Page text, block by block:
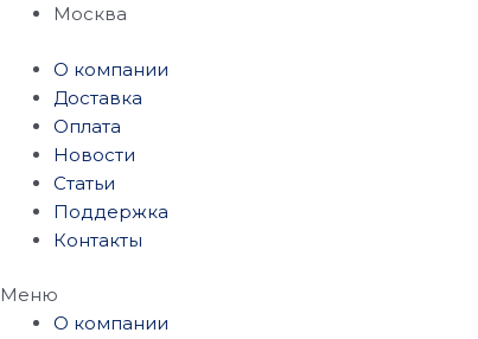
Перейти
содержимому
Москва
О компании
Доставка
Оплата
Новости
Статьи
Поддержка
Контакты
Меню
О компании